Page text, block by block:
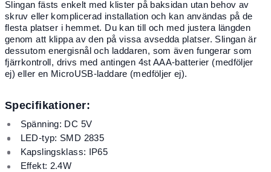
Slingan fästs enkelt med klister på baksidan utan behov av
skruv eller komplicerad installation och kan användas på de
flesta platser i hemmet. Du kan till och med justera längden
genom att klippa av den på vissa avsedda platser. Slingan är
dessutom energisnål och laddaren, som även fungerar som
fjärrkontroll, drivs med antingen 4st AAA-batterier (medföljer
ej) eller en MicroUSB-laddare (medföljer ej).
Specifikationer:
Spänning: DC 5V
LED-typ: SMD 2835
Kapslingsklass: IP65
Effekt: 2.4W